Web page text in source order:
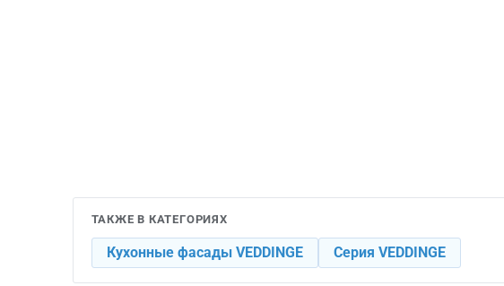
ТАКЖЕ В КАТЕГОРИЯХ
Кухонные фасады VEDDINGE Серия VEDDINGE